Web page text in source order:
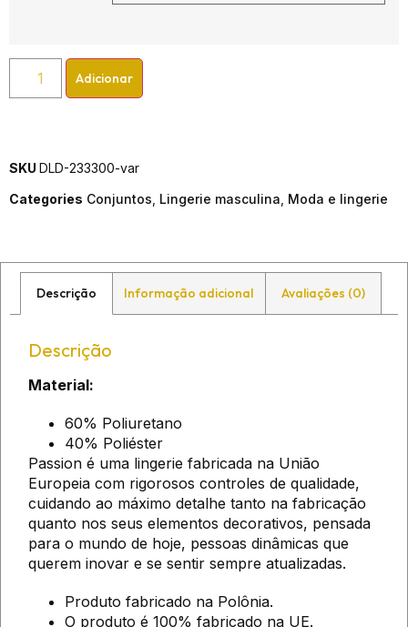
Adicionar
SKU DLD-233300-var
Categories Conjuntos Lingerie masculina Moda e lingerie
Descrição Informação adicional Avaliações (0)
Descrição
Material:
60% Poliuretano
40% Poliéster
Passion é uma lingerie fabricada na União
Europeia com rigorosos controles de qualidade,
cuidando ao máximo detalhe tanto na fabricação
quanto nos seus elementos decorativos, pensada
para o mundo de hoje, pessoas dinâmicas que
querem inovar e se sentir sempre atualizadas.
Produto fabricado na Polônia.
O produto é 100% fabricado na UE.